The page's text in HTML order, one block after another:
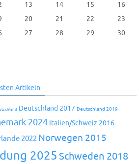
13 14 15
16
20 21 22
23
27 28 29
30
Artikeln
Deutschland 2017 Deutschland 2019
2024 Italien/Schweiz 2016
2022 Norwegen 2015
2025 Schweden 2018